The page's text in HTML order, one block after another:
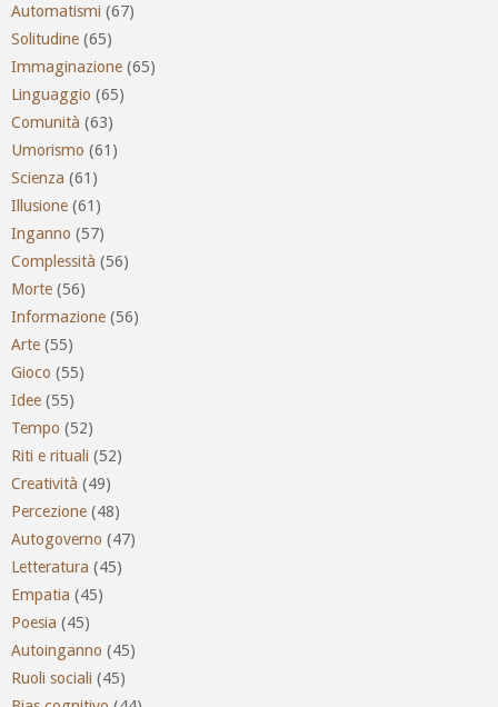
Automatismi (67)
Solitudine (65)
Immaginazione (65)
Linguaggio (65)
Comunità (63)
Umorismo (61)
Scienza (61)
Illusione (61)
Inganno (57)
Complessità (56)
Morte (56)
Informazione (56)
Arte (55)
Gioco (55)
Idee (55)
Tempo (52)
Riti e rituali (52)
Creatività (49)
Percezione (48)
Autogoverno (47)
Letteratura (45)
Empatia (45)
Poesia (45)
Autoinganno (45)
Ruoli sociali (45)